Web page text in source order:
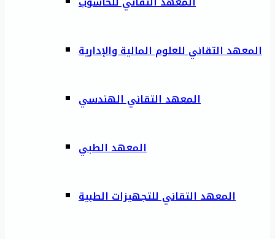
المعهد التقاني للعلوم المالية والإدارية
المعهد التقاني الهندسي
المعهد الطبي
المعهد التقاني للتجهيزات الطبية